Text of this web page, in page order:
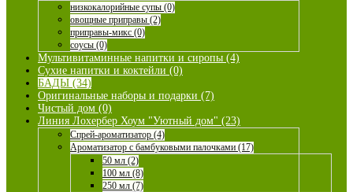
низкокалорийные супы (0)
овощные приправы (2)
приправы-микс (0)
соусы (0)
Мультивитаминные напитки и сиропы (4)
Сухие напитки и коктейли (0)
БАДЫ (34)
Оригинальные наборы и подарки (7)
Чистый дом (0)
Линия Лохербер Хоум "Уютный дом" (23)
Спрей-ароматизатор (4)
Ароматизатор с бамбуковыми палочками (17)
50 мл (2)
100 мл (8)
250 мл (7)